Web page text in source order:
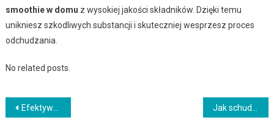
smoothie w domu z wysokiej jakości składników. Dzięki temu
unikniesz szkodliwych substancji i skuteczniej wesprzesz proces
odchudzania.
No related posts.
Nawigacja
Efektywne planowanie diety: jak osiągnąć zdrowe odżywianie?